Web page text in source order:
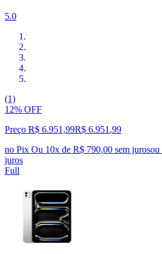
5.0
(1)
12% OFF
Preço R$ 6.951,99R$ 6.951 ,99
no Pix Ou 10x de R$ 790,00 sem jurosou
juros
Full